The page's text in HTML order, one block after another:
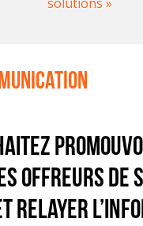
offreurs de
relayer